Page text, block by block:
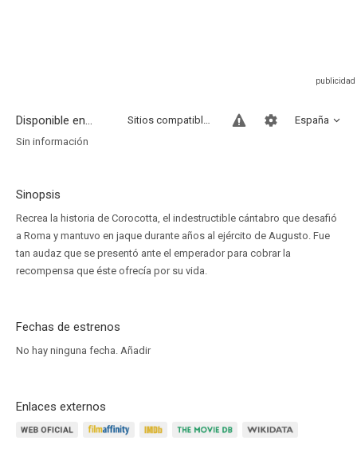
Disponible en... España
Sitios compatibles
Sin información
Sinopsis
Recrea la historia de Corocotta, el indestructible cántabro que desafió
a Roma y mantuvo en jaque durante años al ejército de Augusto. Fue
tan audaz que se presentó ante el emperador para cobrar la
recompensa que éste ofrecía por su vida.
Fechas de estrenos
No hay ninguna fecha. Añadir
Enlaces externos